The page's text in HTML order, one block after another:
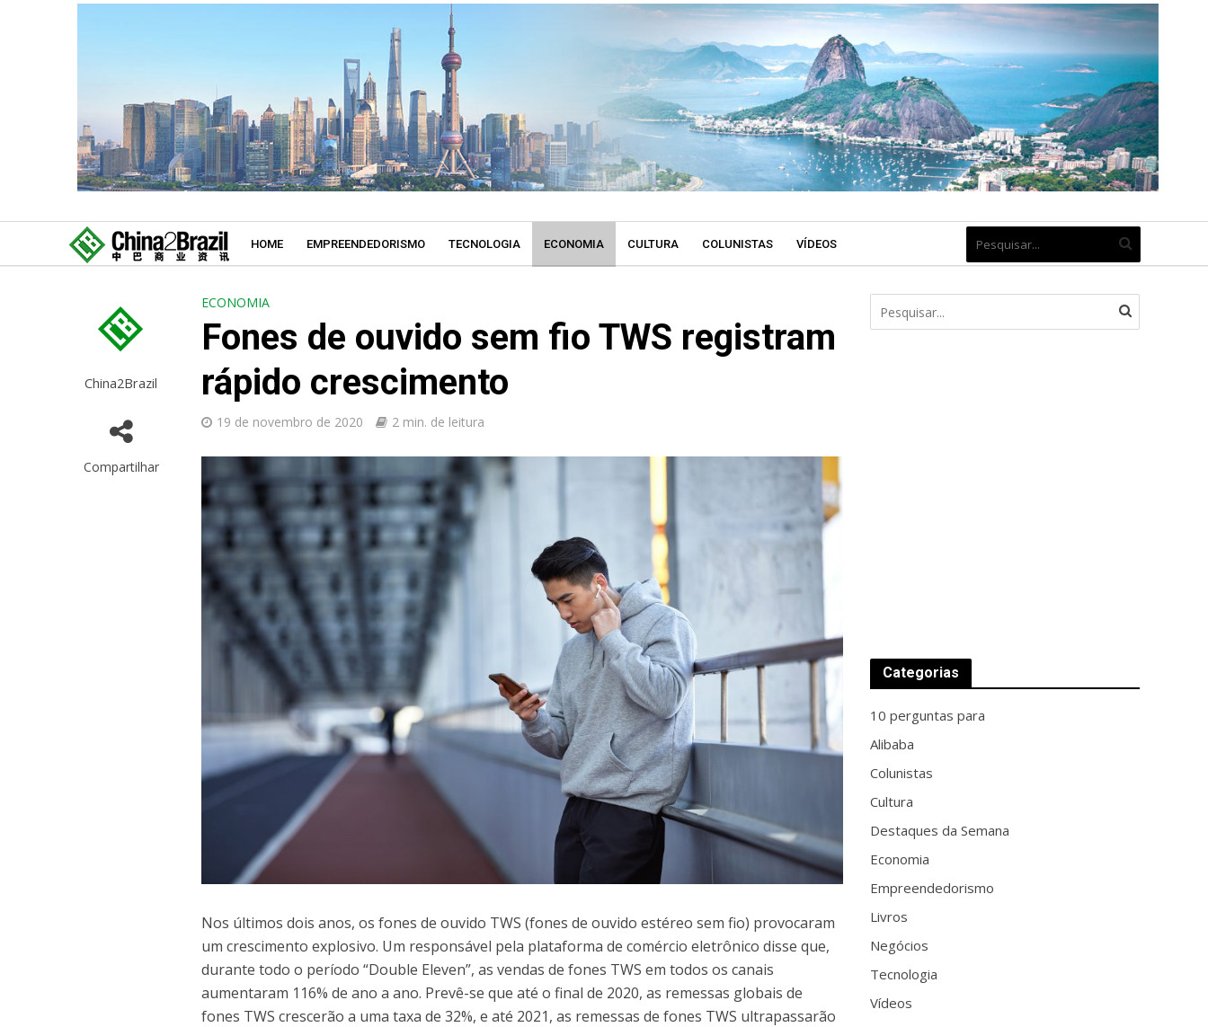
HOME EMPREENDEDORISMO TECNOLOGIA ECONOMIA CULTURA COLUNISTAS VÍDEOS
China2Brazil
Compartilhar
ECONOMIA
Fones de ouvido sem fio TWS registram
rápido crescimento
19 de novembro de 2020 2 min. de leitura
Nos últimos dois anos, os fones de ouvido TWS (fones de ouvido estéreo sem fio) provocaram
um crescimento explosivo. Um responsável pela plataforma de comércio eletrônico disse que,
durante todo o período “Double Eleven”, as vendas de fones TWS em todos os canais
aumentaram 116% de ano a ano. Prevê-se que até o final de 2020, as remessas globais de
fones TWS crescerão a uma taxa de 32%, e até 2021, as remessas de fones TWS ultrapassarão
Categorias
10 perguntas para
Alibaba
Colunistas
Cultura
Destaques da Semana
Economia
Empreendedorismo
Livros
Negócios
Tecnologia
Vídeos